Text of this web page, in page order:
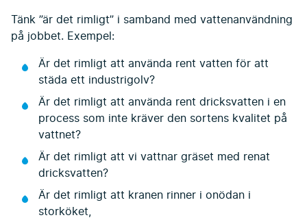
Tänk ”är det rimligt” i samband med vattenanvändning
på jobbet. Exempel:
Är det rimligt att använda rent vatten för att
städa ett industrigolv?
Är det rimligt att använda rent dricksvatten i en
process som inte kräver den sortens kvalitet på
vattnet?
Är det rimligt att vi vattnar gräset med renat
dricksvatten?
Är det rimligt att kranen rinner i onödan i
storköket,